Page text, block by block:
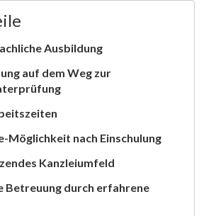
Ausbildung
auf dem Weg zur
Möglichkeit nach Einschulung
Kanzleiumfeld
Betreuung durch erfahrene